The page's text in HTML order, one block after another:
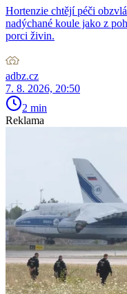
Hortenzie chtějí péči
nadýchané koule jako z
porci živin.
adbz.cz
7. 8. 2026, 20:50
2 min
Reklama